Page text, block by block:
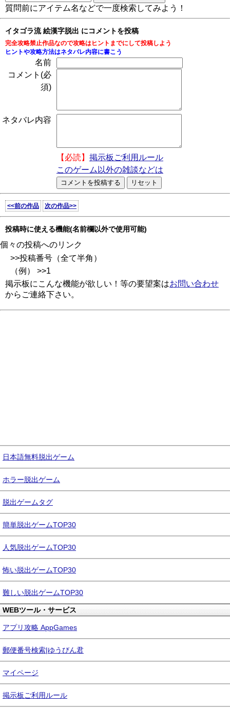
質問前にアイテム名などで一度検索してみよう！
イタゴラ流 絵漢字脱出 にコメントを投稿
完全攻略禁止作品なので攻略はヒントまでにして投稿しよう
ヒントや攻略方法はネタバレ内容に書こう
名前
コメント(必
須)
ネタバレ内容
【必読】 掲示板ご利用ルール
このゲーム以外の雑談などは
<<前の作品 次の作品>>
投稿時に使える機能(名前欄以外で使用可能)
個々の投稿へのリンク
>>投稿番号（全て半角）
（例） >>1
掲示板にこんな機能が欲しい！等の要望案はお問い合わせ
からご連絡下さい。
日本語無料脱出ゲーム
ホラー脱出ゲーム
脱出ゲームタグ
簡単脱出ゲームTOP30
人気脱出ゲームTOP30
怖い脱出ゲームTOP30
難しい脱出ゲームTOP30
WEBツール・サービス
アプリ攻略 AppGames
郵便番号検索|ゆうびん君
マイページ
掲示板ご利用ルール